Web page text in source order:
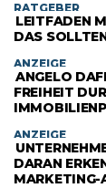
RATGEBER
LEITFADEN
DAS
ANZEIGE
ANGELO
FREIHEIT
ANZEIGE
DARAN
MARKETING-